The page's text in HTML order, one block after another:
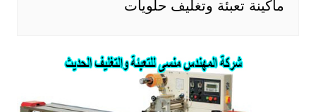
ماكينة تعبئة وتغليف حلويات